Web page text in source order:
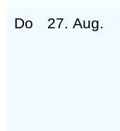
Do
27. Aug.